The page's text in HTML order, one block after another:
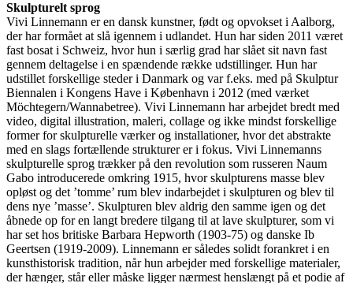
Skulpturelt sprog
Vivi Linnemann er en dansk kunstner, født og opvokset i Aalborg,
der har formået at slå igennem i udlandet. Hun har siden 2011 været
fast bosat i Schweiz, hvor hun i særlig grad har slået sit navn fast
gennem deltagelse i en spændende række udstillinger. Hun har
udstillet forskellige steder i Danmark og var f.eks. med på Skulptur
Biennalen i Kongens Have i København i 2012 (med værket
Möchtegern/Wannabetree). Vivi Linnemann har arbejdet bredt med
video, digital illustration, maleri, collage og ikke mindst forskellige
former for skulpturelle værker og installationer, hvor det abstrakte
med en slags fortællende strukturer er i fokus. Vivi Linnemanns
skulpturelle sprog trækker på den revolution som russeren Naum
Gabo introducerede omkring 1915, hvor skulpturens masse blev
opløst og det ’tomme’ rum blev indarbejdet i skulpturen og blev til
dens nye ’masse’. Skulpturen blev aldrig den samme igen og det
åbnede op for en langt bredere tilgang til at lave skulpturer, som vi
har set hos britiske Barbara Hepworth (1903-75) og danske Ib
Geertsen (1919-2009). Linnemann er således solidt forankret i en
kunsthistorisk tradition, når hun arbejder med forskellige materialer,
der hænger, står eller måske ligger nærmest henslængt på et podie af